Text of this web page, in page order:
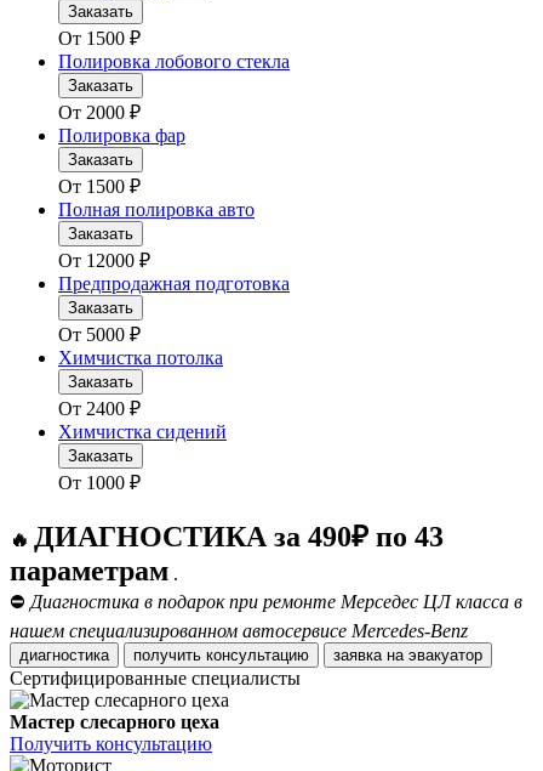
Заказать
От 1500 ₽
Полировка лобового стекла
Заказать
От 2000 ₽
Полировка фар
Заказать
От 1500 ₽
Полная полировка авто
Заказать
От 12000 ₽
Предпродажная подготовка
Заказать
От 5000 ₽
Химчистка потолка
Заказать
От 2400 ₽
Химчистка сидений
Заказать
От 1000 ₽
🔥 ДИАГНОСТИКА за 490₽ по 43
параметрам .
⛔ Диагностика в подарок при ремонте Мерседес ЦЛ класса в
нашем специализированном автосервисе Mercedes-Benz
диагностика получить консультацию заявка на эвакуатор
Сертифицированные специалисты
Мастер слесарного цеха
Получить консультацию